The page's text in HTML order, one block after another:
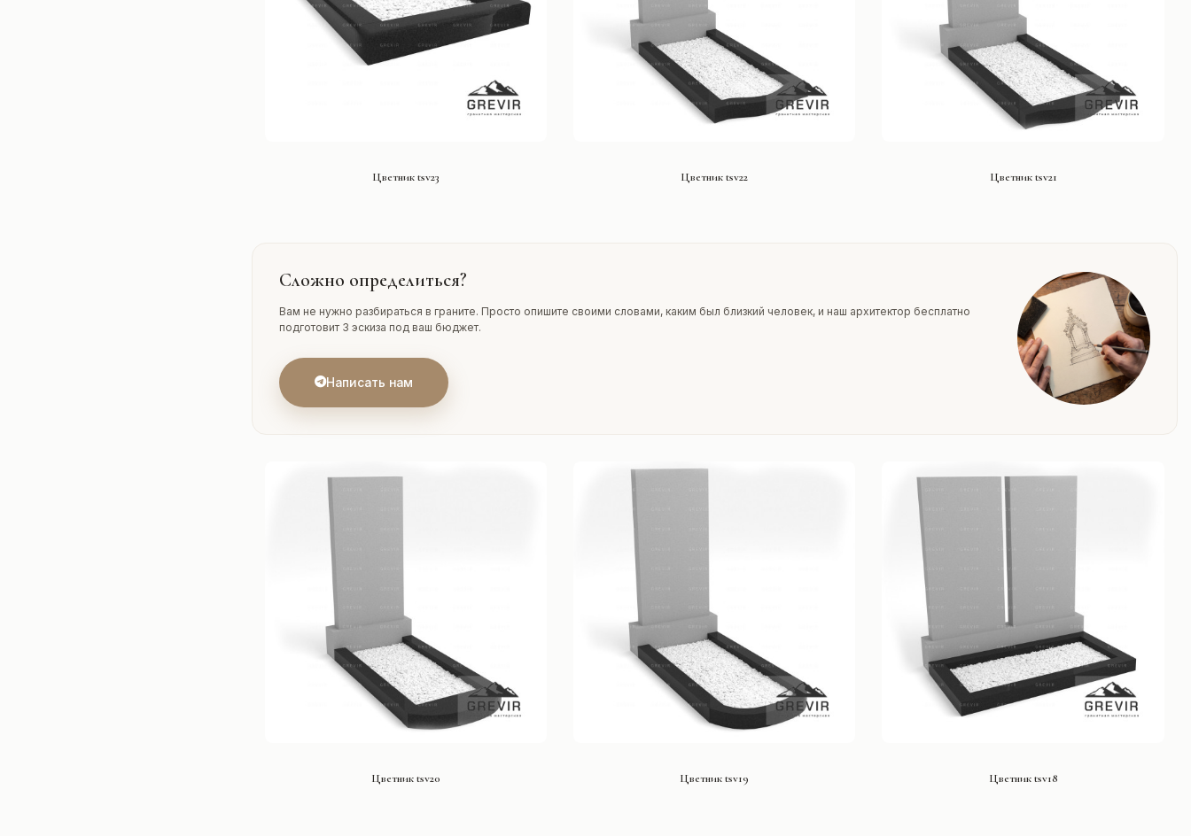
Цветник tsv23 Цветник tsv22 Цветник tsv21
Сложно определиться?
Вам не нужно разбираться в граните. Просто опишите своими словами, каким был близкий человек, и наш архитектор бесплатно
подготовит 3 эскиза под ваш бюджет.
Написать нам
Цветник tsv20 Цветник tsv19 Цветник tsv18